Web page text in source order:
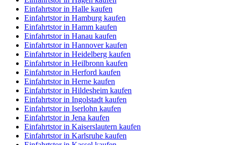
Einfahrtstor in Halle kaufen
Einfahrtstor in Hamburg kaufen
Einfahrtstor in Hamm kaufen
Einfahrtstor in Hanau kaufen
Einfahrtstor in Hannover kaufen
Einfahrtstor in Heidelberg kaufen
Einfahrtstor in Heilbronn kaufen
Einfahrtstor in Herford kaufen
Einfahrtstor in Herne kaufen
Einfahrtstor in Hildesheim kaufen
Einfahrtstor in Ingolstadt kaufen
Einfahrtstor in Iserlohn kaufen
Einfahrtstor in Jena kaufen
Einfahrtstor in Kaiserslautern kaufen
Einfahrtstor in Karlsruhe kaufen